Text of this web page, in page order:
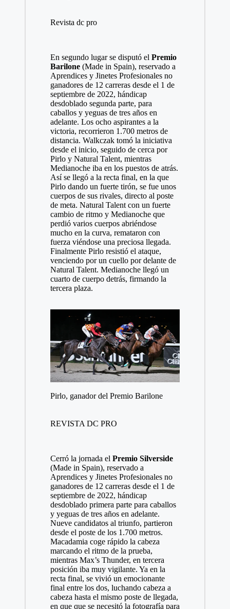
Revista dc pro
En segundo lugar se disputó el Premio
Barilone(Made in Spain), reservado a
Aprendices y Jinetes Profesionales no
ganadores de 12 carreras desde el 1 de
septiembre de 2022, hándicap
desdoblado segunda parte, para
caballos y yeguas de tres años en
adelante. Los ocho aspirantes a la
victoria, recorrieron 1.700 metros de
distancia. Walkczak tomó la iniciativa
desde el inicio, seguido de cerca por
Pirlo y Natural Talent, mientras
Medianoche iba en los puestos de atrás.
Así se llegó a la recta final, en la que
Pirlo dando un fuerte tirón, se fue unos
cuerpos de sus rivales, directo al poste
de meta. Natural Talent con un fuerte
cambio de ritmo y Medianoche que
perdió varios cuerpos abriéndose
mucho en la curva, remataron con
fuerza viéndose una preciosa llegada.
Finalmente Pirlo resistió el ataque,
venciendo por un cuello por delante de
Natural Talent. Medianoche llegó un
cuarto de cuerpo detrás, firmando la
tercera plaza.
Pirlo, ganador del Premio Barilone
REVISTA DC PRO
Cerró la jornada el Premio Silverside
(Made in Spain), reservado a
Aprendices y Jinetes Profesionales no
ganadores de 12 carreras desde el 1 de
septiembre de 2022, hándicap
desdoblado primera parte para caballos
y yeguas de tres años en adelante.
Nueve candidatos al triunfo, partieron
desde el poste de los 1.700 metros.
Macadamia coge rápido la cabeza
marcando el ritmo de la prueba,
mientras Max’s Thunder, en tercera
posición iba muy vigilante. Ya en la
recta final, se vivió un emocionante
final entre los dos, luchando cabeza a
cabeza hasta el mismo poste de llegada,
en que que se necesitó la fotografía para